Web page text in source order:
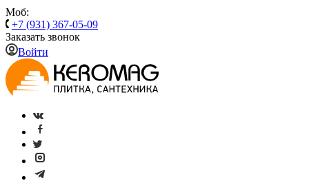
Моб:
+7 (931) 367-05-09
Заказать звонок
Войти